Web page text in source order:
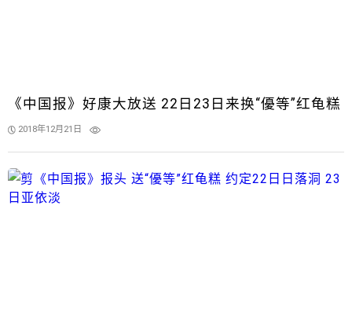
《中国报》好康大放送 22日23日来换“優等”红龟糕
2018年12月21日